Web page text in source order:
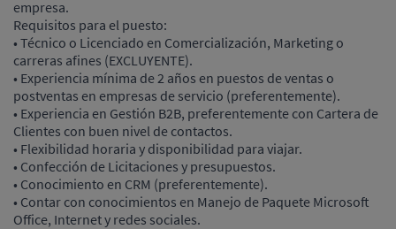
empresa.
Requisitos para el puesto:
• Técnico o Licenciado en Comercialización, Marketing o
carreras afines (EXCLUYENTE).
• Experiencia mínima de 2 años en puestos de ventas o
postventas en empresas de servicio (preferentemente).
• Experiencia en Gestión B2B, preferentemente con Cartera de
Clientes con buen nivel de contactos.
• Flexibilidad horaria y disponibilidad para viajar.
• Confección de Licitaciones y presupuestos.
• Conocimiento en CRM (preferentemente).
• Contar con conocimientos en Manejo de Paquete Microsoft
Office, Internet y redes sociales.